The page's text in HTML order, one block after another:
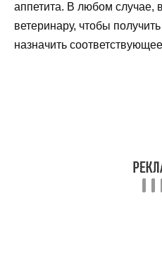
аппетита. В любом случае,
ветеринару, чтобы
назначить